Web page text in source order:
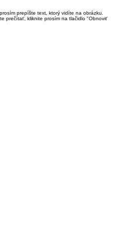
prepíšte text, ktorý vidíte na obrázku.
prečítať, kliknite prosím na tlačidlo "Obnoviť